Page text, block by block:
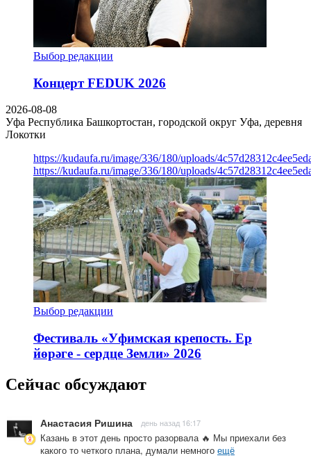
Выбор редакции
Концерт FEDUK 2026
2026-08-08
Уфа Республика Башкортостан, городской округ Уфа, деревня
Локотки
https://kudaufa.ru/image/336/180/uploads/
https://kudaufa.ru/image/336/180/uploads/
Выбор редакции
Фестиваль «Уфимская крепость. Ер
йөрәге - сердце Земли» 2026
Сейчас обсуждают
Анастасия Ришина день назад 16:17
Казань в этот день просто разорвала 🔥 Мы приехали без
какого то четкого плана, думали немного ещё